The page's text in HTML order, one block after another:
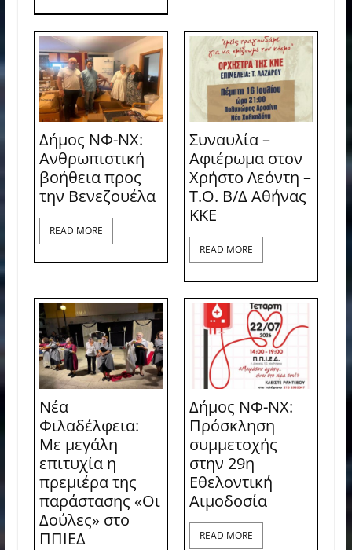
Δήμος ΝΦ-ΝΧ:
Ανθρωπιστική
βοήθεια προς
την Βενεζουέλα
READ MORE
Συναυλία –
Αφιέρωμα στον
Χρήστο Λεόντη –
Τ.Ο. Β/Δ Αθήνας
ΚΚΕ
READ MORE
Νέα
Φιλαδέλφεια:
Με μεγάλη
επιτυχία η
πρεμιέρα της
παράστασης «Οι
Δούλες» στο
ΠΠΙΕΔ
Δήμος ΝΦ-ΝΧ:
Πρόσκληση
συμμετοχής
στην 29η
Εθελοντική
Αιμοδοσία
READ MORE